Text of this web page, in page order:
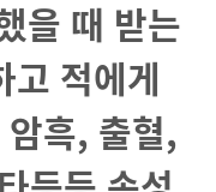
을 때 받는
적에게
흑, 출혈,